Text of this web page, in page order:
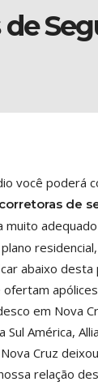
você poderá
corretoras de
muito
abaixo desta
em Nova
América,
Cruz
relação